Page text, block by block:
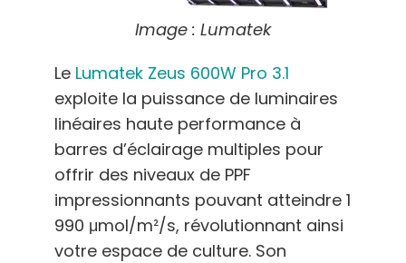
Image : Lumatek
Le Lumatek Zeus 600W Pro 3.1
exploite la puissance de luminaires
linéaires haute performance à
barres d’éclairage multiples pour
offrir des niveaux de PPF
impressionnants pouvant atteindre 1
990 μmol/m²/s, révolutionnant ainsi
votre espace de culture. Son